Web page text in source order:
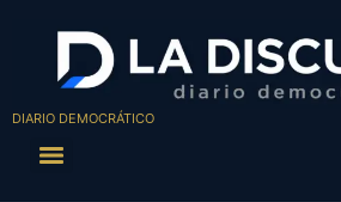
DIARIO DEMOCRÁTICO